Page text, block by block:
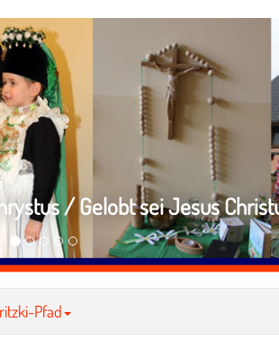
/ Gelobt sei Jesus
Pfad